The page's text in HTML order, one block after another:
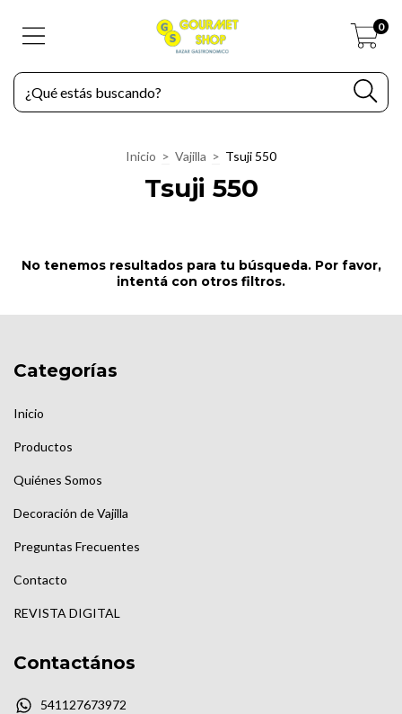
0
Inicio > Vajilla > Tsuji 550
Tsuji 550
No tenemos resultados para tu búsqueda. Por favor,
intentá con otros filtros.
Categorías
Inicio
Productos
Quiénes Somos
Decoración de Vajilla
Preguntas Frecuentes
Contacto
REVISTA DIGITAL
Contactános
541127673972